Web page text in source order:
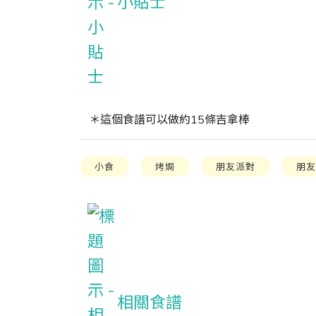
＊這個食譜可以做約15條吉拿棒
小食 烤焗 朋友派對 朋
相關食譜